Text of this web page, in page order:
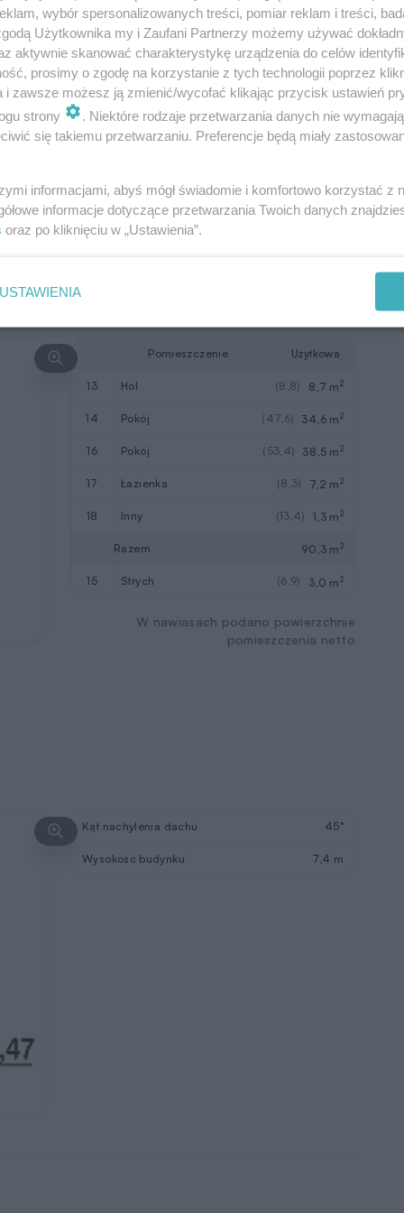
9 salon 43,0 m
10 kuchnia + jadalnia 15,2 m2
12 komunikacja 8,2 m2
Razem 133,2 m
W nawiasach podano powierzchnie
pomieszczenia netto
Pomieszczenie Użytkowa
13 hol (8,8) 8,7 m2
14 pokój (47,6) 34,6 m2
16 pokój (53,4) 38,5 m2
17 łazienka (8,3) 7,2 m2
18 inny (13,4) 1,3 m2
Razem 90,3 m2
15 strych (6,9) 3,0 m2
W nawiasach podano powierzchnie
pomieszczenia netto
Kąt nachylenia dachu 45°
Wysokość budynku 7,4 m
wybór spersonalizowanych treści, pomiar reklam i treści,
Użytkownika my i Zaufani Partnerzy możemy używać
aktywnie skanować charakterystykę urządzenia do celów
prosimy o zgodę na korzystanie z tych technologii poprzez
i zawsze możesz ją zmienić/wycofać klikając przycisk ustawień
strony
. Niektóre rodzaje przetwarzania danych nie
się takiemu przetwarzaniu. Preferencje będą miały
informacjami, abyś mógł świadomie i komfortowo korzystać z
informacje dotyczące przetwarzania Twoich danych
oraz po kliknięciu w „Ustawienia”.
USTAWIENIA